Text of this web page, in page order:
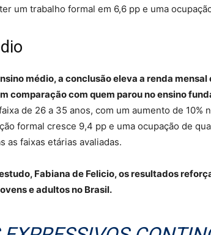
um trabalho formal em 6,6 pp e uma
médio, a conclusão eleva a renda
comparação com quem parou no ensino
de 26 a 35 anos, com um aumento de 10%
formal cresce 9,4 pp e uma ocupação de
as faixas etárias avaliadas.
Fabiana de Felicio, os resultados
e adultos no Brasil.